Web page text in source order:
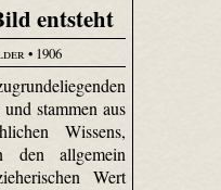
entsteht
• 1906
stammen aus
Wissens,
den allgemein
Wert